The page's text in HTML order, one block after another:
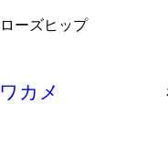
ローズヒップ
ワカメ